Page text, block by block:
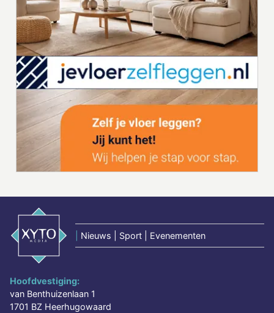
Nieuws | Sport | Evenementen
Hoofdvestiging:
van Benthuizenlaan 1
1701 BZ Heerhugowaard